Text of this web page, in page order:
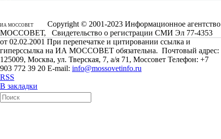
ИА МОССОВЕТ
Copyright © 2001-2023 Информационное агентство
МОССОВЕТ, Свидетельство о регистрации СМИ Эл 77-4353
от 02.02.2001 При перепечатке и цитировании ссылка и
гиперссылка на ИА МОССОВЕТ обязательна. Почтовый адрес:
125009, Москва, ул. Тверская, 7, а/я 71, Моссовет Телефон: +7
903 772 39 20 E-mail: info@mossovetinfo.ru
RSS
В закладки